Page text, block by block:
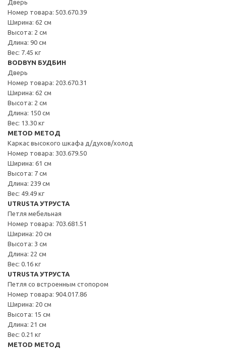
Дверь
Номер товара: 503.670.39
Ширина: 62 см
Высота: 2 см
Длина: 90 см
Вес: 7.45 кг
BODBYN БУДБИН
Дверь
Номер товара: 203.670.31
Ширина: 62 см
Высота: 2 см
Длина: 150 см
Вес: 13.30 кг
METOD МЕТОД
Каркас высокого шкафа д/духов/холод
Номер товара: 303.679.50
Ширина: 61 см
Высота: 7 см
Длина: 239 см
Вес: 49.49 кг
UTRUSTA УТРУСТА
Петля мебельная
Номер товара: 703.681.51
Ширина: 20 см
Высота: 3 см
Длина: 22 см
Вес: 0.16 кг
UTRUSTA УТРУСТА
Петля со встроенным стопором
Номер товара: 904.017.86
Ширина: 20 см
Высота: 15 см
Длина: 21 см
Вес: 0.21 кг
METOD МЕТОД